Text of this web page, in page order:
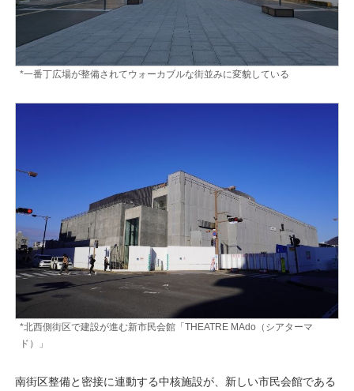
*一番丁広場が整備されてウォーカブルな街並みに変貌している
*北西側街区で建設が進む新市民会館「THEATRE MAdo（シアターマ
ド）」
南街区整備と密接に連動する中核施設が、新しい市民会館である